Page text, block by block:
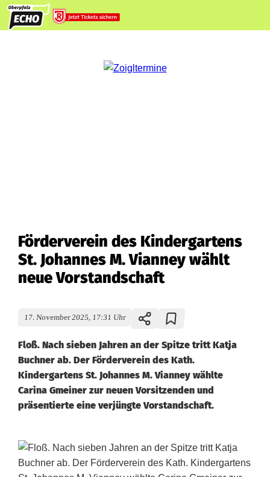
Förderverein des Kindergartens
St. Johannes M. Vianney wählt
neue Vorstandschaft
17. November 2025, 17:31 Uhr
Floß. Nach sieben Jahren an der Spitze tritt Katja
Buchner ab. Der Förderverein des Kath.
Kindergartens St. Johannes M. Vianney wählte
Carina Gmeiner zur neuen Vorsitzenden und
präsentierte eine verjüngte Vorstandschaft.